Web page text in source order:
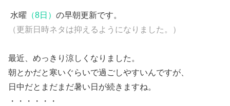
水曜 （8日） の早朝更新です。
（更新日時ネタは抑えるようになりました。）
最近、めっきり涼しくなりました。
朝とかだと寒いぐらいで過ごしやすいんですが、
日中だとまだまだ暑い日が続きますね。
・・・・・・